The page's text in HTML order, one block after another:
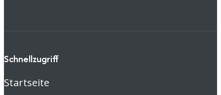
Schnellzugriff
Startseite